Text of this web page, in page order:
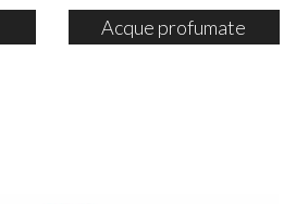
Acque profumate